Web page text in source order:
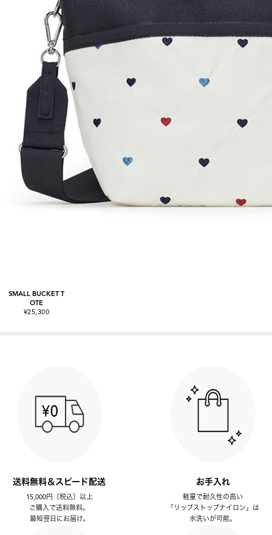
SMALL BUCKET T
OTE
¥25,300
送料無料＆スピード配送
15,000円（税込）以上
ご購入で送料無料。
最短翌日にお届け。
お手入れ
軽量で耐久性の高い
「リップストップナイロン」は
水洗いが可能。